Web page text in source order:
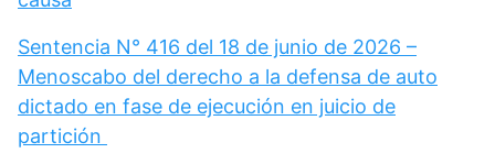
Sentencia N° 416 del 18 de junio de 2026 –
Menoscabo del derecho a la defensa de auto
dictado en fase de ejecución en juicio de
partición